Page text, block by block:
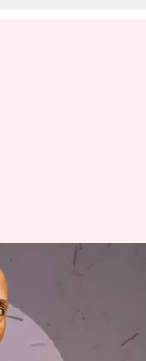
पर रक्षा
बोले-